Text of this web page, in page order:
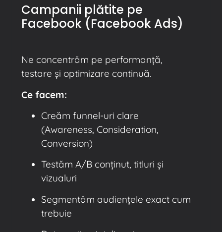
Campanii plătite pe
Facebook (Facebook Ads)
Ne concentrăm pe performanță,
testare și optimizare continuă.
Ce facem:
Creăm funnel-uri clare
(Awareness, Consideration,
Conversion)
Testăm A/B conținut, titluri și
vizualuri
Segmentăm audiențele exact cum
trebuie